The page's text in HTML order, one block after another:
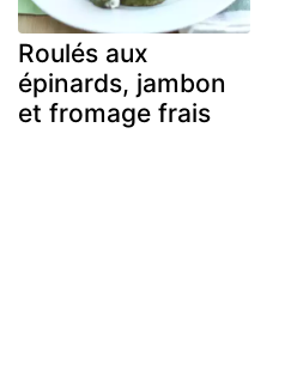
Roulés aux
épinards, jambon
et fromage frais